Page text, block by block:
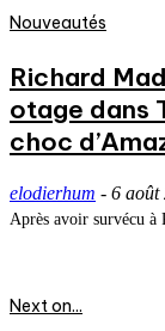
Nouveautés
Richard
otage dans
choc
elodierhum - 6 août
Après avoir survécu à
Next on...